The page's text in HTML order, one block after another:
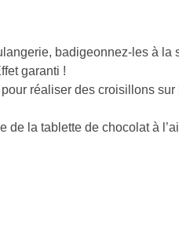
badigeonnez-les à la
garanti !
réaliser des croisillons sur
la tablette de chocolat à